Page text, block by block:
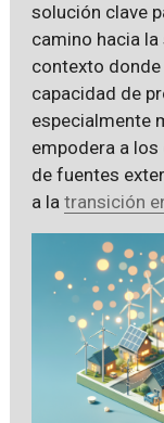
solución clave
camino hacia
contexto donde
capacidad de
especialmente
empodera a
de fuentes
a la transición